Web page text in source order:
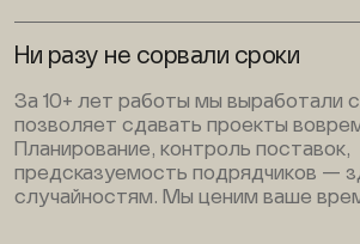
Ни разу не сорвали сроки
За 10+ лет работы мы выработали
позволяет сдавать проекты
Планирование, контроль поставок,
предсказуемость подрядчиков —
случайностям. Мы ценим ваше